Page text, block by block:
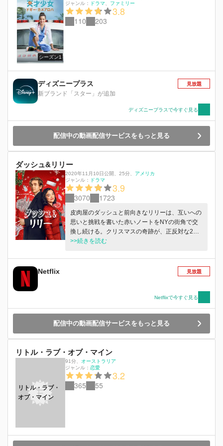
シーズン1
ジャンル：
ドラマ ファミリー
3.8
110 203
ディズニープラス
新ブランド「スター」が追加
見放題
ディズニープラスで今すぐ見る
配信中の動画配信サービスをもっと見る
ダッシュ&リリー
2020年11月10日公開 25分
アメリカ
ジャンル：
ドラマ
3.9
3070 1723
皮肉屋のダッシュと前向きなリリーは、互いへの
思いと挑戦を書いた赤いノートをNYの街角で交
換し続ける。クリスマスの奇跡が、正反対な2人
の心をつないでゆく。
>>続きを読む
Netflix 見放題
Netflixで今すぐ見る
配信中の動画配信サービスをもっと見る
リトル・ラブ・オブ・マイン
リトル・ラブ・
オブ・マイン
91分
オーストラリア
ジャンル： 恋愛
3.2
365 55